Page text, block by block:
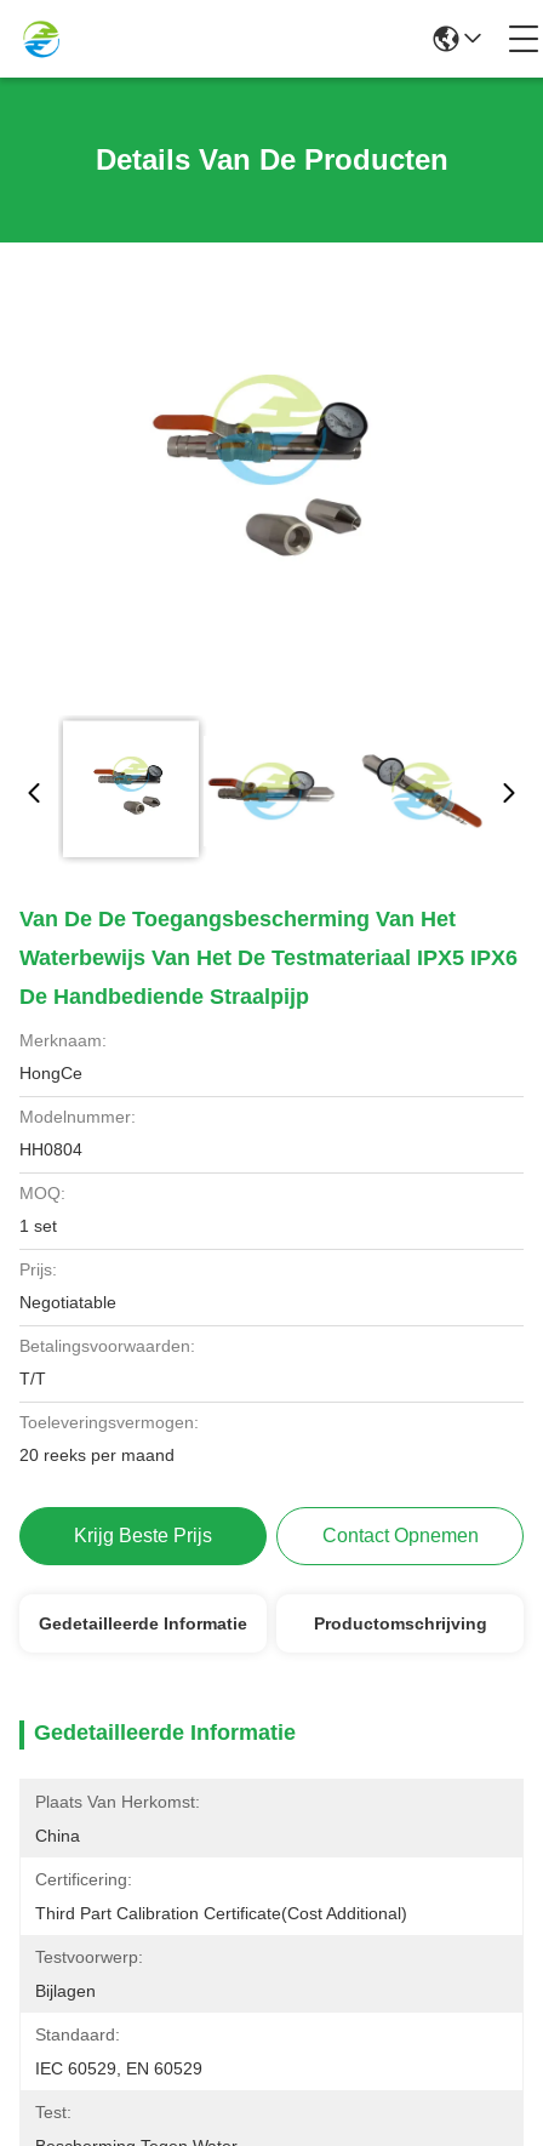
Details Van De Producten
Van De De Toegangsbescherming Van Het
Waterbewijs Van Het De Testmateriaal IPX5 IPX6
De Handbediende Straalpijp
Merknaam:
HongCe
Modelnummer:
HH0804
MOQ:
1 set
Prijs:
Negotiatable
Betalingsvoorwaarden:
T/T
Toeleveringsvermogen:
20 reeks per maand
Krijg Beste Prijs Contact Opnemen
Gedetailleerde Informatie Productomschrijving
Gedetailleerde Informatie
Plaats Van Herkomst:
China
Certificering:
Third Part Calibration Certificate(cost Additional)
Testvoorwerp:
Bijlagen
Standaard:
IEC 60529, EN 60529
Test: